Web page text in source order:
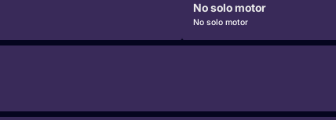
No solo motor
No solo motor